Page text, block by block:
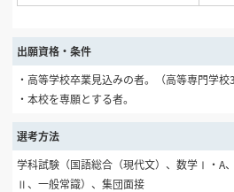
出願資格・条件
・高等学校卒業見込みの者。（高等専門学校
・本校を専願とする者。
選考方法
学科試験（国語総合（現代文）、数学Ⅰ・A
Ⅱ、一般常識）、集団面接